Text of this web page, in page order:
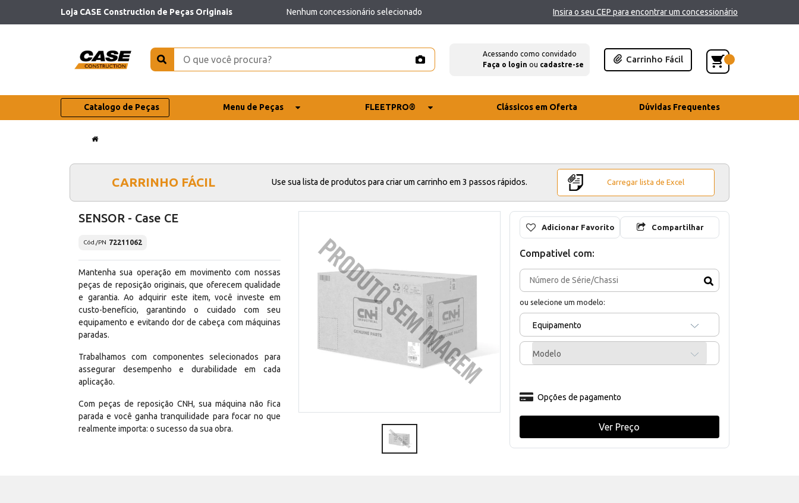
Loja CASE Construction de Peças Originais Nenhum concessionário selecionado Insira o seu CEP para encontrar um concessionário
Acessando como convidado
Faça o login ou cadastre-se
Carrinho Fácil
Catalogo de Peças Menu de Peças FLEETPRO® Clássicos em Oferta Dúvidas Frequentes
CARRINHO FÁCIL Use sua lista de produtos para criar um carrinho em 3 passos rápidos. Carregar lista de Excel
SENSOR - Case CE
Cód./PN 72211062
Mantenha sua operação em movimento com nossas
peças de reposição originais, que oferecem qualidade
e garantia. Ao adquirir este item, você investe em
custo-benefício, garantindo o cuidado com seu
equipamento e evitando dor de cabeça com máquinas
paradas.
Trabalhamos com componentes selecionados para
assegurar desempenho e durabilidade em cada
aplicação.
Com peças de reposição CNH, sua máquina não fica
parada e você ganha tranquilidade para focar no que
realmente importa: o sucesso da sua obra.
Adicionar Favorito Compartilhar
Compativel com:
ou selecione um modelo:
Equipamento
Modelo
Opções de pagamento
Ver Preço